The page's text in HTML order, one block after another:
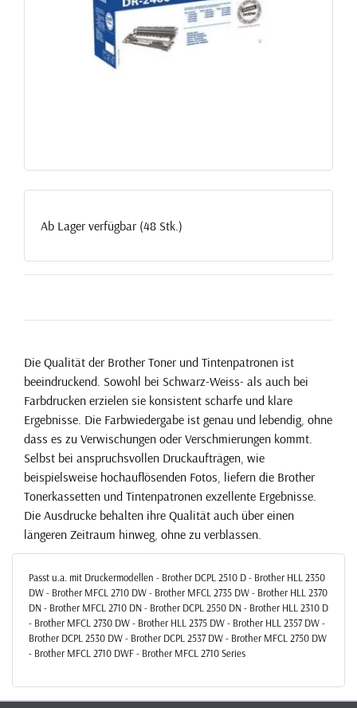
Ab Lager verfügbar (48 Stk.)
Die Qualität der Brother Toner und Tintenpatronen ist
beeindruckend. Sowohl bei Schwarz-Weiss- als auch bei
Farbdrucken erzielen sie konsistent scharfe und klare
Ergebnisse. Die Farbwiedergabe ist genau und lebendig, ohne
dass es zu Verwischungen oder Verschmierungen kommt.
Selbst bei anspruchsvollen Druckaufträgen, wie
beispielsweise hochauflösenden Fotos, liefern die Brother
Tonerkassetten und Tintenpatronen exzellente Ergebnisse.
Die Ausdrucke behalten ihre Qualität auch über einen
längeren Zeitraum hinweg, ohne zu verblassen.
Passt u.a. mit Druckermodellen - Brother DCPL 2510 D - Brother HLL 2350
DW - Brother MFCL 2710 DW - Brother MFCL 2735 DW - Brother HLL 2370
DN - Brother MFCL 2710 DN - Brother DCPL 2550 DN - Brother HLL 2310 D
- Brother MFCL 2730 DW - Brother HLL 2375 DW - Brother HLL 2357 DW -
Brother DCPL 2530 DW - Brother DCPL 2537 DW - Brother MFCL 2750 DW
- Brother MFCL 2710 DWF - Brother MFCL 2710 Series